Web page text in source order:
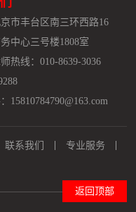
市丰台区南三环西路16
中心三号楼1808室
热线：010-8639-3036
15810784790@163.com
联系我们
专业服务
返回顶部